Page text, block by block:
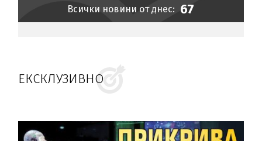
Всички новини от днес: 67
ЕКСКЛУЗИВНО